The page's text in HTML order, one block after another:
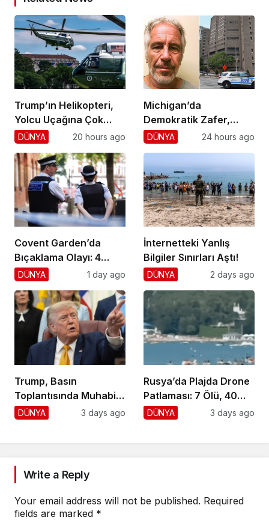
Trump’ın Helikopteri,
Yolcu Uçağına Çok
Yaklaştı!
DÜNYA 20 hours ago
Michigan’da
Demokratik Zafer,
Cumhuriyetçilere
DÜNYA 24 hours ago
Covent Garden’da
Bıçaklama Olayı: 4
Yaralı, 1 Gözaltı
DÜNYA 1 day ago
İnternetteki Yanlış
Bilgiler Sınırları Aştı!
DÜNYA 2 days ago
Trump, Basın
Toplantısında Muhabiri
Fena Yerden Aldı
DÜNYA 3 days ago
Rusya’da Plajda Drone
Patlaması: 7 Ölü, 40
Yaralı
DÜNYA 3 days ago
Write a Reply
Your email address will not be published. Required
fields are marked *